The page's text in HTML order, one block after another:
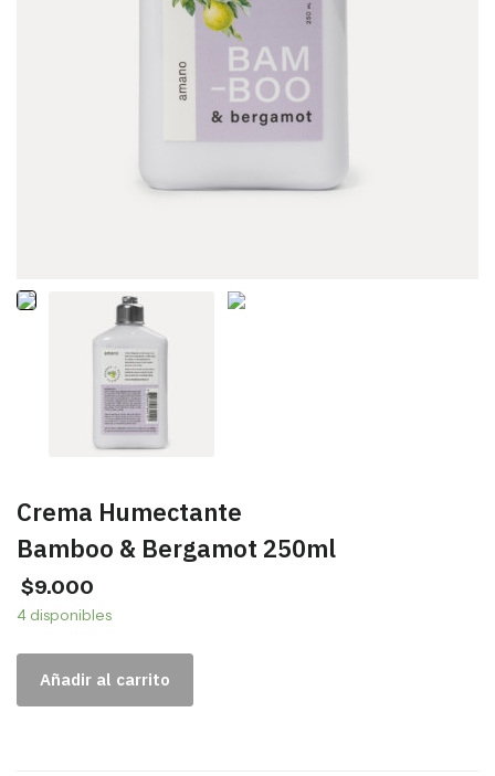
Crema Humectante
Bamboo & Bergamot 250ml
$9.000
4 disponibles
Añadir al carrito